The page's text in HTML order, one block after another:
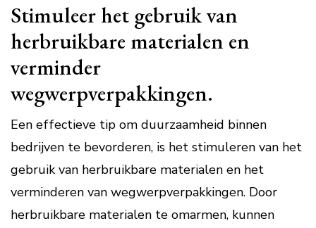
Stimuleer het gebruik van
herbruikbare materialen en
verminder
wegwerpverpakkingen.
Een effectieve tip om duurzaamheid binnen
bedrijven te bevorderen, is het stimuleren van het
gebruik van herbruikbare materialen en het
verminderen van wegwerpverpakkingen. Door
herbruikbare materialen te omarmen, kunnen